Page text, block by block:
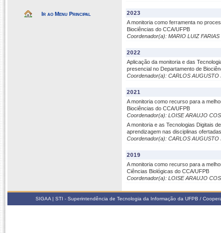
Ir ao Menu Principal
2023
A monitoria como ferramenta no
Biociências do CCA/UFPB
Coordenador(a): MARIO LUIZ FARIAS
2022
Aplicação da monitoria e das
presencial no Departamento de
Coordenador(a): CARLOS
2021
A monitoria como recurso para a
Biociências do CCA/UFPB
Coordenador(a): LOISE ARAUJO
A monitoria e as Tecnologias Digitais
aprendizagem nas disciplinas
Coordenador(a): CARLOS
2019
A monitoria como recurso para a
Ciências Biológicas do CCA/UFPB
Coordenador(a): LOISE ARAUJO
SIGAA | STI - Superintendência de Tecnologia da Informação da UFPB /